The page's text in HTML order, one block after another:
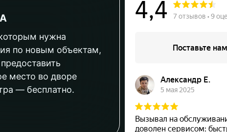
нужна
по новым объектам,
место во дворе
— бесплатно.